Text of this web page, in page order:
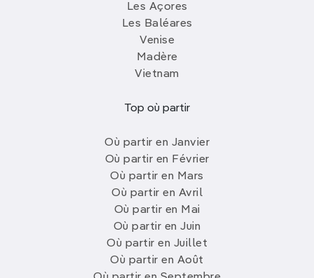
Les Açores
Les Baléares
Venise
Madère
Vietnam
Top où partir
Où partir en Janvier
Où partir en Février
Où partir en Mars
Où partir en Avril
Où partir en Mai
Où partir en Juin
Où partir en Juillet
Où partir en Août